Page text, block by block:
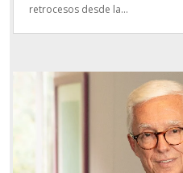
retrocesos desde la...